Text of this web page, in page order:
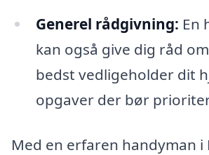
Generel rådgivning: En
kan også give dig råd
bedst vedligeholder dit
opgaver der bør
Med en erfaren handyman i